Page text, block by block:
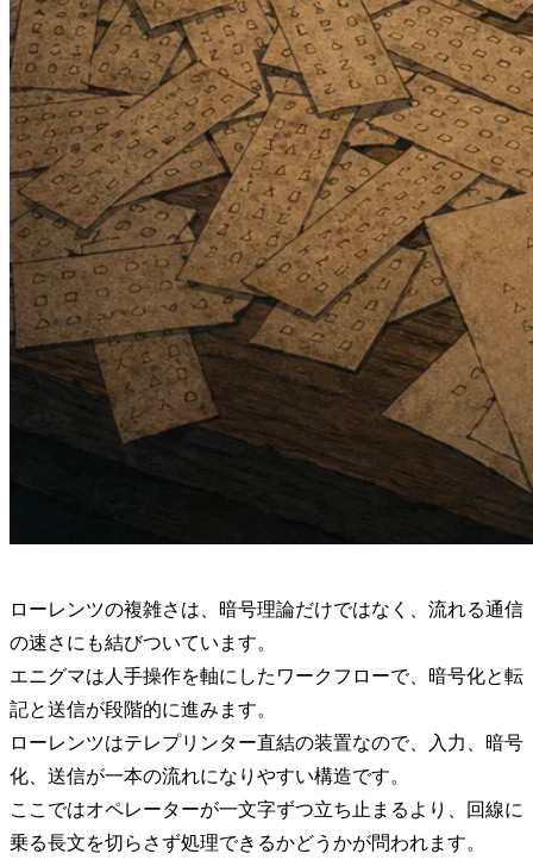
ローレンツの複雑さは、暗号理論だけではなく、流れる通信
の速さにも結びついています。
エニグマは人手操作を軸にしたワークフローで、暗号化と転
記と送信が段階的に進みます。
ローレンツはテレプリンター直結の装置なので、入力、暗号
化、送信が一本の流れになりやすい構造です。
ここではオペレーターが一文字ずつ立ち止まるより、回線に
乗る長文を切らさず処理できるかどうかが問われます。